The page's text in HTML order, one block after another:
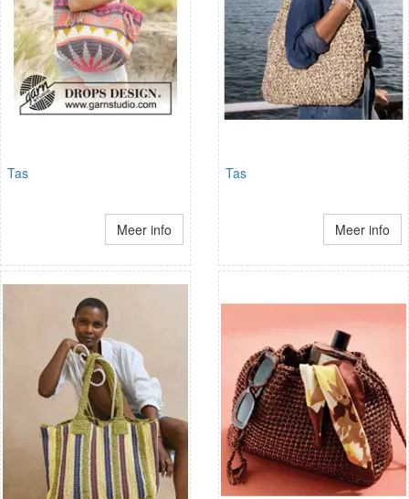
Tas
Meer info
Tas
Meer info